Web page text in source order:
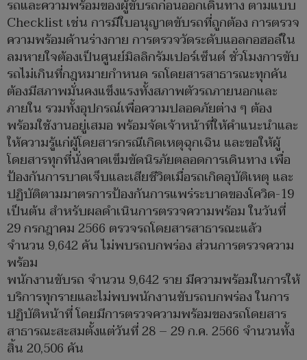
รถและความพร้อมของผู้ขับรถก่อนออกเดินทาง ตามแบบ
Checklist เช่น การมีใบอนุญาตขับรถที่ถูกต้อง การตรวจ
ความพร้อมด้านร่างกาย การตรวจวัดระดับแอลกอฮอล์ใน
ลมหายใจต้องเป็นศูนย์มิลลิกรัมเปอร์เซ็นต์ ชั่วโมงการขับ
รถไม่เกินที่กฎหมายกำหนด รถโดยสารสาธารณะทุกคัน
ต้องมีสภาพมั่นคงแข็งแรงทั้งสภาพตัวรถภายนอกและ
ภายใน รวมทั้งอุปกรณ์เพื่อความปลอดภัยต่าง ๆ ต้อง
พร้อมใช้งานอยู่เสมอ พร้อมจัดเจ้าหน้าที่ให้คำแนะนำและ
ให้ความรู้แก่ผู้โดยสารกรณีเกิดเหตุฉุกเฉิน และขอให้ผู้
โดยสารทุกที่นั่งคาดเข็มขัดนิรภัยตลอดการเดินทาง เพื่อ
ป้องกันการบาดเจ็บและเสียชีวิตเมื่อรถเกิดอุบัติเหตุ และ
ปฏิบัติตามมาตรการป้องกันการแพร่ระบาดของโควิด-19
เป็นต้น สำหรับผลดำเนินการตรวจความพร้อม ในวันที่
29 กรกฎาคม 2566 ตรวจรถโดยสารสาธารณะแล้ว
จำนวน 9,642 คัน ไม่พบรถบกพร่อง ส่วนการตรวจความ
พร้อม
พนักงานขับรถ จำนวน 9,642 ราย มีความพร้อมในการให้
บริการทุกรายและไม่พบพนักงานขับรถบกพร่อง ในการ
ปฏิบัติหน้าที่ โดยมีการตรวจความพร้อมของรถโดยสาร
สาธารณะสะสมตั้งแต่วันที่ 28 – 29 ก.ค. 2566 จำนวนทั้ง
สิ้น 20,506 คัน